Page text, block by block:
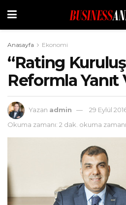
Anasayfa Ekonomi
“Rating
Reformla Yanıt
Yazan admin
29 Eylül
Okuma zamanı: 2 dak. okuma zamanı